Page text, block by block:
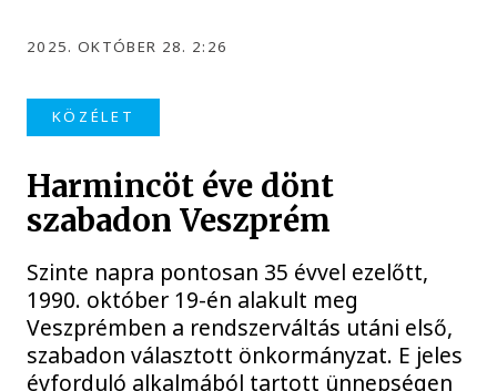
2025. OKTÓBER 28. 2:26
KÖZÉLET
Harmincöt éve dönt
szabadon Veszprém
Szinte napra pontosan 35 évvel ezelőtt,
1990. október 19-én alakult meg
Veszprémben a rendszerváltás utáni első,
szabadon választott önkormányzat. E jeles
évforduló alkalmából tartott ünnepségen